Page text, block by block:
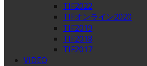
TIF2022
TIFオンライン2020
TIF2019
TIF2018
TIF2017
VIDEO